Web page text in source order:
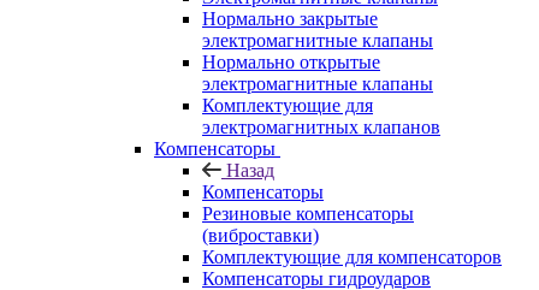
Нормально закрытые
электромагнитные клапаны
Нормально открытые
электромагнитные клапаны
Комплектующие для
электромагнитных клапанов
Компенсаторы
Назад
Компенсаторы
Резиновые компенсаторы
(виброставки)
Комплектующие для компенсаторов
Компенсаторы гидроударов